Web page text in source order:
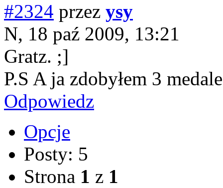
#2324 przez ysy
N, 18 paź 2009, 13:21
Gratz. ;]
P.S A ja zdobyłem 3
Odpowiedz
Opcje
Posty: 5
Strona 1 z 1